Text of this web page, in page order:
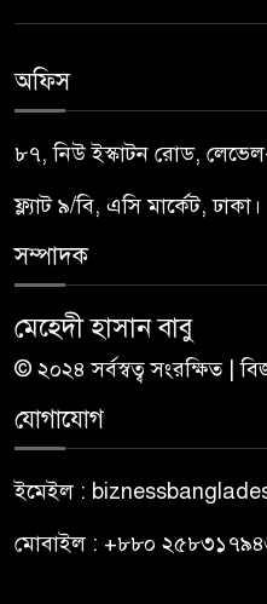
অফিস
৮৭, নিউ ইস্কাটন রোড,
ফ্ল্যাট ৯/বি, এসি মার্কেট, ঢাকা।
সম্পাদক
মেহেদী হাসান বাবু
© ২০২৪ সর্বস্বত্ব সংরক্ষিত |
যোগাযোগ
ইমেইল :
মোবাইল : +৮৮০